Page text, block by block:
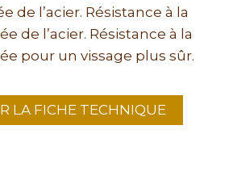
de l’acier. Résistance à la
de l’acier. Résistance à la
pour un vissage plus sûr.
LA FICHE TECHNIQUE